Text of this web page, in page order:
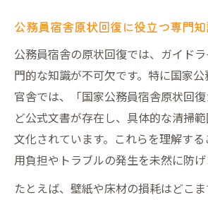
公務員宿舎原状回復に役立つ専門
公務員宿舎の原状回復では、ガイド
門的な知識が不可欠です。特に国家
官舎では、「国家公務員宿舎原状回
ど公式文書が存在し、具体的な清掃
文化されています。これらを理解す
用負担やトラブルの発生を未然に防げ
たとえば、壁紙や床材の損耗はどこま